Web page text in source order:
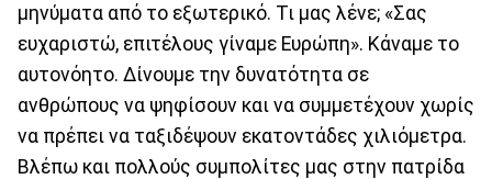
μηνύματα από το εξωτερικό. Τι μας λένε; «Σας
ευχαριστώ, επιτέλους γίναμε Ευρώπη». Κάναμε το
αυτονόητο. Δίνουμε την δυνατότητα σε
ανθρώπους να ψηφίσουν και να συμμετέχουν χωρίς
να πρέπει να ταξιδέψουν εκατοντάδες χιλιόμετρα.
Βλέπω και πολλούς συμπολίτες μας στην πατρίδα